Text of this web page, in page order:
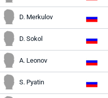
D. Merkulov
D. Sokol
A. Leonov
S. Pyatin